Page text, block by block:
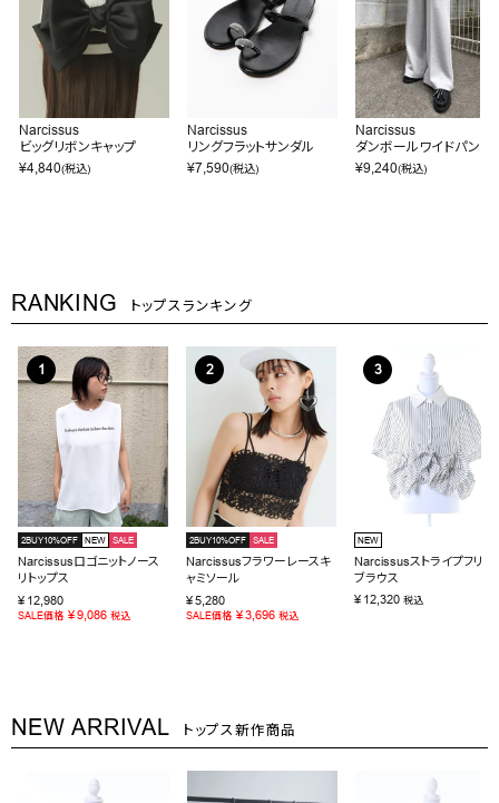
Narcissus
ビッグリボンキャップ
¥4,840(税込)
Narcissus
リングフラットサンダル
¥7,590(税込)
Narcissus
ダンボールワイドパンツ
¥9,240(税込)
RANKING トップスランキング
2BUY10%OFF NEW SALE
Narcissusロゴニットノース
リトップス
¥ 12,980
SALE価格 ¥9,086 税込
2BUY10%OFF SALE
Narcissusフラワーレースキ
ャミソール
¥5,280
SALE価格 ¥3,696 税込
NEW
Narcissusストライプフリル
ブラウス
¥ 12,320 税込
NEW ARRIVAL トップス新作商品